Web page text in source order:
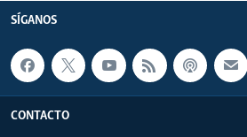
SÍGANOS
CONTACTO